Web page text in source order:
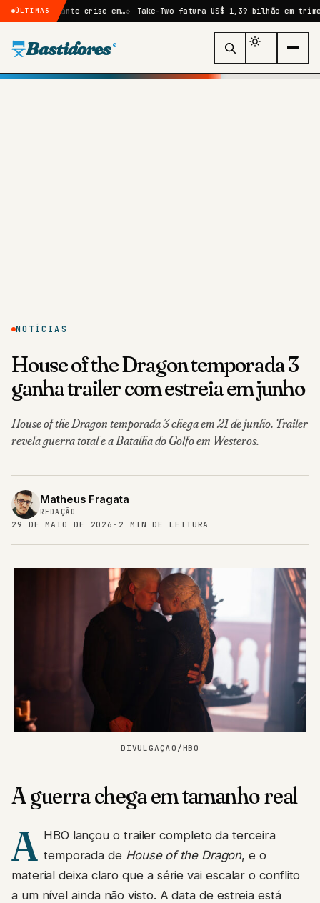
ÚLTIMAScrise em… Take-Two fatura US$ 1,39 bilhão em trimestre
Bastidores ®
NOTÍCIAS
House of the Dragon temporada 3
ganha trailer com estreia em junho
House of the Dragon temporada 3 chega em 21 de junho. Trailer
revela guerra total e a Batalha do Golfo em Westeros.
Matheus Fragata
REDAÇÃO
29 DE MAIO DE 2026 · 2 MIN DE LEITURA
DIVULGAÇÃO/HBO
A guerra chega em tamanho real
A HBO lançou o trailer completo da terceira
temporada de House of the Dragon, e o
material deixa claro que a série vai escalar o conflito
a um nível ainda não visto. A data de estreia está